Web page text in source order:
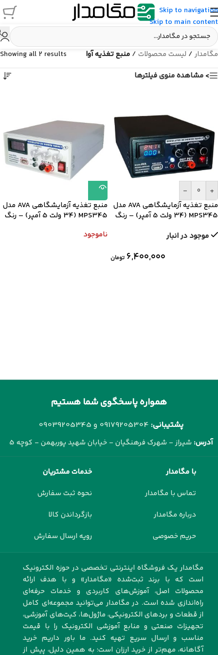
Skip to navigation
Skip to main content
مگامدار/ لیست محصولات / منبع تغذیه آوا
Showing all 2 results
> مشاهده منوی فیلترها
-
+
منبع تغذیه آزمایشگاهی AVA مدل
MPS345 (34 ولت 5 آمپر) – رنگ
موجود در انبار
۶,۴۰۰,۰۰۰ تومان
منبع تغذیه آزمایشگاهی AVA مدل
MPS345 (34 ولت 5 آمپر) – رنگ
ناموجود
همواره پاسخگوی شما هستیم
پشتیبانی: 09179205304 و 09039205345
آدرس: شیراز - شهرک فرهنگیان - خیابان شهید پوربهمن - کوچه 5
با مگامدار
تماس با مگامدار
درباره مگامدار
حریم خصوصی
خدمات مشتریان
نحوه ثبت سفارش
بازگرداندن کالا
رویه ارسال سفارش
مگامدار یک فروشگاه اینترنتی تخصصی در حوزه الکترونیک
است که با برند ثبت‌شده «مگامدار» و با هدف ارائه
محصولات اصل، آموزش‌های کاربردی و خدمات حرفه‌ای
راه‌اندازی شده است. در مگامدار می‌توانید مجموعه‌ای کامل
از قطعات و بردهای الکترونیکی، ماژول‌ها، کیت‌های آموزشی،
تجهیزات صنعتی و منابع آموزشی الکترونیک را با قیمت
مناسب و ارسال سریع تهیه کنید. ما باور داریم خرید
آگاهانه، مهم‌تر از خرید ارزان است؛ به همین دلیل، پیش از